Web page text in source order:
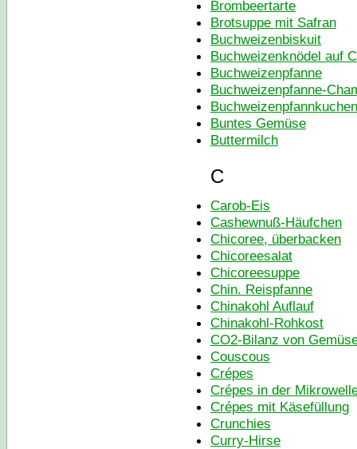
Brombeertarte
Brotsuppe mit Safran
Buchweizenbiskuit
Buchweizenknödel auf
Buchweizenpfanne
Buchweizenpfanne-
Buchweizenpfannkuchen
Buntes Gemüse
Buttermilch
C
Carob-Eis
Cashewnuß-Häufchen
Chicoree, überbacken
Chicoreesalat
Chicoreesuppe
Chin. Reispfanne
Chinakohl Auflauf
Chinakohl-Rohkost
CO2-Bilanz von
Couscous
Crépes
Crépes in der
Crépes mit Käsefüllung
Crunchies
Curry-Hirse